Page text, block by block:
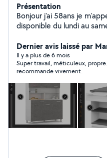
Présentation
Bonjour j'ai 58ans je
disponible du lundi au
manuel selon le soucis
mitigeurs,refaire joints de
selon vos besoins. Je me
communs. N'hésitez pas.
toutes. Cordialement
Dernier avis laissé par
Il y a plus de 6 mois
Super travail, méticuleux,
recommande vivement.